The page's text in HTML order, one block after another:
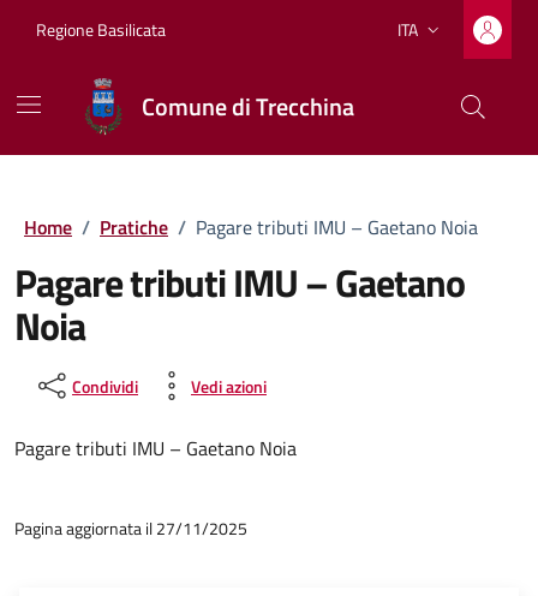
Regione Basilicata Lingua attiva:
ITA
Comune di Trecchina
Home / Pratiche / Pagare tributi IMU – Gaetano Noia
Pagare tributi IMU – Gaetano
Noia
Condividi Vedi azioni
Pagare tributi IMU – Gaetano Noia
Pagina aggiornata il 27/11/2025